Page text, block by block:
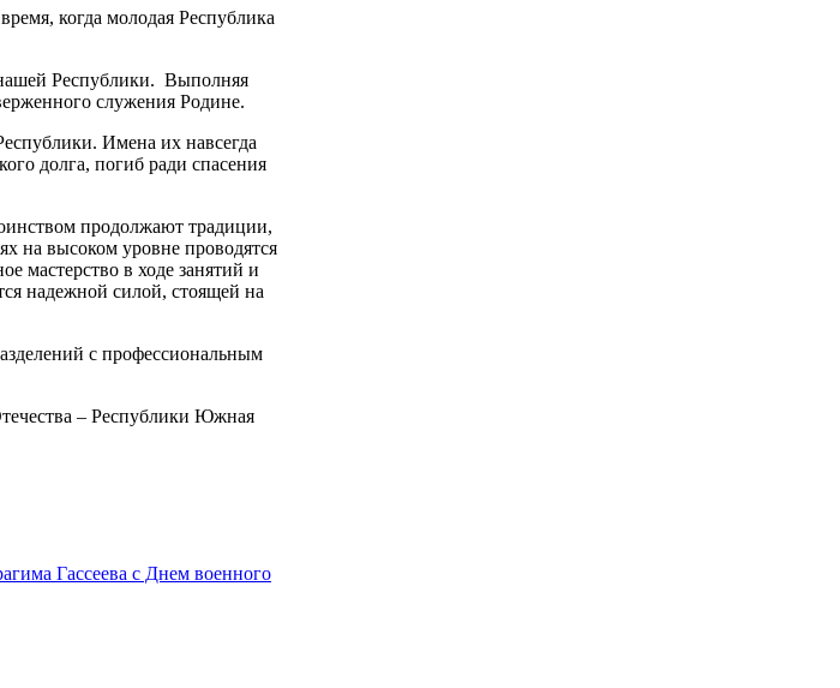
когда молодая Республика
Республики. Выполняя
служения Родине.
Имена их навсегда
долга, погиб ради спасения
продолжают традиции,
на высоком уровне проводятся
мастерство в ходе занятий и
надежной силой, стоящей на
с профессиональным
– Республики Южная
Гассеева с Днем военного